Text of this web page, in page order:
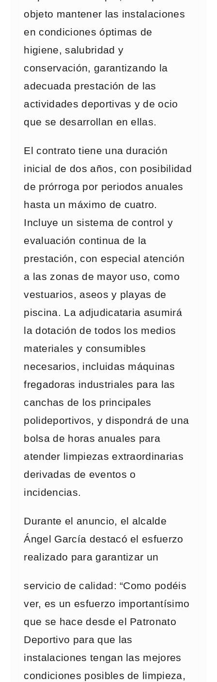
objeto mantener las instalaciones
en condiciones óptimas de
higiene, salubridad y
conservación, garantizando la
adecuada prestación de las
actividades deportivas y de ocio
que se desarrollan en ellas.
El contrato tiene una duración
inicial de dos años, con posibilidad
de prórroga por periodos anuales
hasta un máximo de cuatro.
Incluye un sistema de control y
evaluación continua de la
prestación, con especial atención
a las zonas de mayor uso, como
vestuarios, aseos y playas de
piscina. La adjudicataria asumirá
la dotación de todos los medios
materiales y consumibles
necesarios, incluidas máquinas
fregadoras industriales para las
canchas de los principales
polideportivos, y dispondrá de una
bolsa de horas anuales para
atender limpiezas extraordinarias
derivadas de eventos o
incidencias.
Durante el anuncio, el alcalde
Ángel García destacó el esfuerzo
realizado para garantizar un
servicio de calidad: “Como podéis
ver, es un esfuerzo importantísimo
que se hace desde el Patronato
Deportivo para que las
instalaciones tengan las mejores
condiciones posibles de limpieza,